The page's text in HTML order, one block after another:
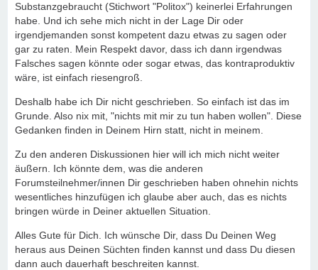
Substanzgebraucht (Stichwort "Politox") keinerlei Erfahrungen
habe. Und ich sehe mich nicht in der Lage Dir oder
irgendjemanden sonst kompetent dazu etwas zu sagen oder
gar zu raten. Mein Respekt davor, dass ich dann irgendwas
Falsches sagen könnte oder sogar etwas, das kontraproduktiv
wäre, ist einfach riesengroß.
Deshalb habe ich Dir nicht geschrieben. So einfach ist das im
Grunde. Also nix mit, "nichts mit mir zu tun haben wollen". Diese
Gedanken finden in Deinem Hirn statt, nicht in meinem.
Zu den anderen Diskussionen hier will ich mich nicht weiter
äußern. Ich könnte dem, was die anderen
Forumsteilnehmer/innen Dir geschrieben haben ohnehin nichts
wesentliches hinzufügen ich glaube aber auch, das es nichts
bringen würde in Deiner aktuellen Situation.
Alles Gute für Dich. Ich wünsche Dir, dass Du Deinen Weg
heraus aus Deinen Süchten finden kannst und dass Du diesen
dann auch dauerhaft beschreiten kannst.